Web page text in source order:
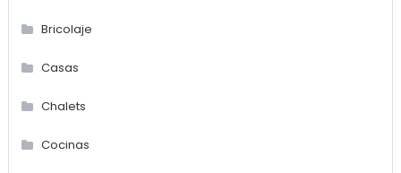
Bricolaje
Casas
Chalets
Cocinas